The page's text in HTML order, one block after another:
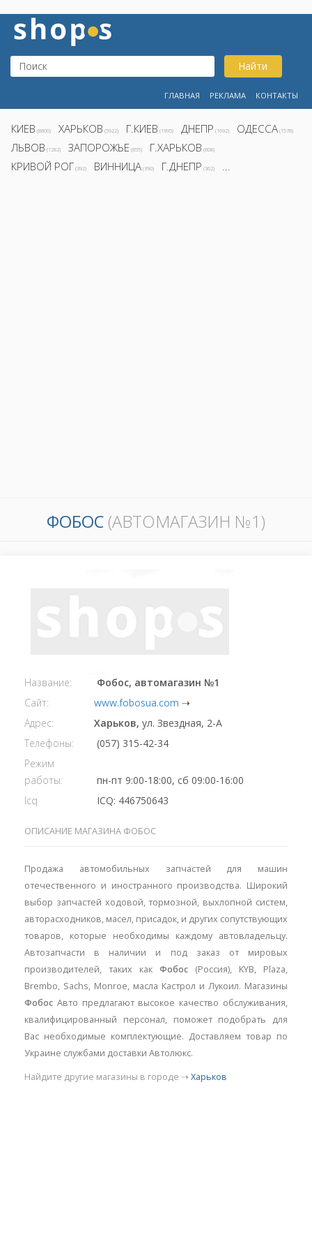
Найти
ГЛАВНАЯ РЕКЛАМА КОНТАКТЫ
КИЕВ (8800) ХАРЬКОВ (5922) Г.КИЕВ (1995) ДНЕПР (1692) ОДЕССА (1578)
ЛЬВОВ (1282) ЗАПОРОЖЬЕ (855) Г.ХАРЬКОВ (808)
КРИВОЙ РОГ (392) ВИННИЦА (390) Г.ДНЕПР (362) ...
ФОБОС (АВТОМАГАЗИН №1)
Название:
Фобос, автомагазин №1
Сайт:
www.fobosua.com ⇢
Адрес:
Харьков, ул. Звездная, 2-А
Телефоны:
(057) 315-42-34
Режим
работы:
пн-пт 9:00-18:00, сб 09:00-16:00
Icq
ICQ: 446750643
ОПИСАНИЕ МАГАЗИНА ФОБОС
Продажа автомобильных запчастей для машин
отечественного и иностранного производства. Широкий
выбор запчастей ходовой, тормозной, выхлопной систем,
авторасходников, масел, присадок, и других сопутствующих
товаров, которые необходимы каждому автовладельцу.
Автозапчасти в наличии и под заказ от мировых
производителей, таких как Фобос (Россия), KYB, Plaza,
Brembo, Sachs, Monroe, масла Кастрол и Лукоил. Магазины
Фобос Авто предлагают высокое качество обслуживания,
квалифицированный персонал, поможет подобрать для
Вас необходимые комплектующие. Доставляем товар по
Украине службами доставки Автолюкс.
Найдите другие магазины в городе ⇢ Харьков